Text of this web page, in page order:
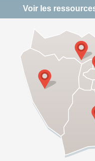
Voir les